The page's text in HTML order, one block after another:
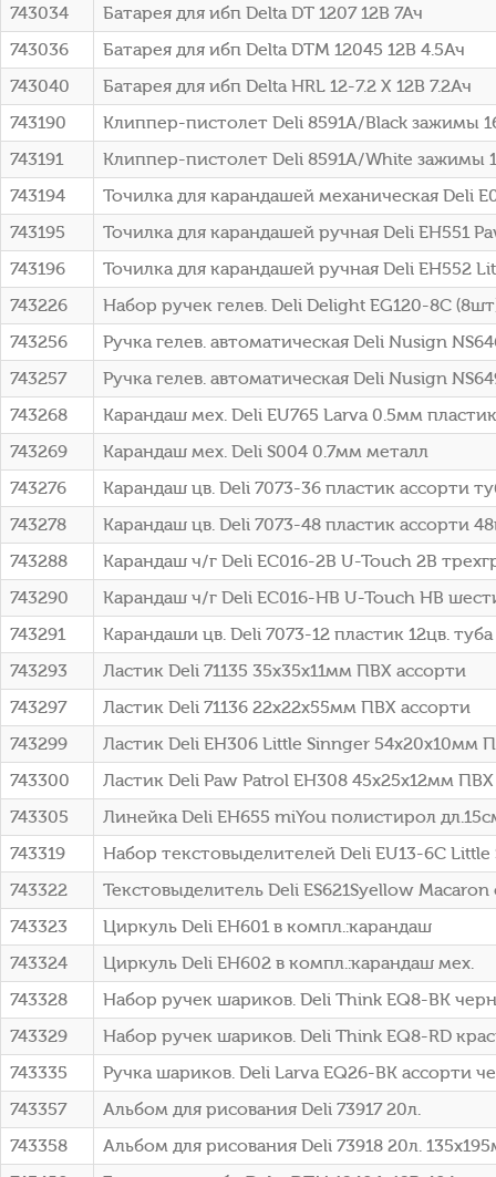
743034
Батарея для ибп Delta DT 1207 12В 7Ач
743036
Батарея для ибп Delta DTM 12045 12В 4.5Ач
743040
Батарея для ибп Delta HRL 12-7.2 X 12В 7.2Ач
743190
Клиппер-пистолет Deli 8591A/Black зажимы
743191
Клиппер-пистолет Deli 8591A/White зажимы
743194
Точилка для карандашей механическая Deli
743195
Точилка для карандашей ручная Deli EH551
743196
Точилка для карандашей ручная Deli EH552
743226
Набор ручек гелев. Deli Delight EG120-8C
743256
Ручка гелев. автоматическая Deli Nusign
743257
Ручка гелев. автоматическая Deli Nusign
743268
Карандаш мех. Deli EU765 Larva 0.5мм
743269
Карандаш мех. Deli S004 0.7мм металл
743276
Карандаш цв. Deli 7073-36 пластик ассорти
743278
Карандаш цв. Deli 7073-48 пластик ассорти
743288
Карандаш ч/г Deli EC016-2B U-Touch 2B
743290
Карандаш ч/г Deli EC016-HB U-Touch HB
743291
Карандаши цв. Deli 7073-12 пластик 12цв.
743293
Ластик Deli 71135 35х35х11мм ПВХ ассорти
743297
Ластик Deli 71136 22х22х55мм ПВХ ассорти
743299
Ластик Deli EH306 Little Sinnger 54х20х10мм
743300
Ластик Deli Paw Patrol EH308 45х25х12мм
743305
Линейка Deli EH655 miYou полистирол
743319
Набор текстовыделителей Deli EU13-6C
743322
Текстовыделитель Deli ES621Syellow
743323
Циркуль Deli EH601 в компл.:карандаш
743324
Циркуль Deli EH602 в компл.:карандаш мех.
743328
Набор ручек шариков. Deli Think EQ8-BK
743329
Набор ручек шариков. Deli Think EQ8-RD
743335
Ручка шариков. Deli Larva EQ26-BK ассорти
743357
Альбом для рисования Deli 73917 20л.
743358
Альбом для рисования Deli 73918 20л.